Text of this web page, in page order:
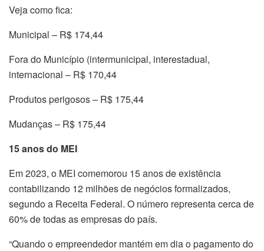
Veja como fica:
Municipal – R$ 174,44
Fora do Município (intermunicipal, interestadual,
internacional – R$ 170,44
Produtos perigosos – R$ 175,44
Mudanças – R$ 175,44
15 anos do MEI
Em 2023, o MEI comemorou 15 anos de existência
contabilizando 12 milhões de negócios formalizados,
segundo a Receita Federal. O número representa cerca de
60% de todas as empresas do país.
“Quando o empreendedor mantém em dia o pagamento do